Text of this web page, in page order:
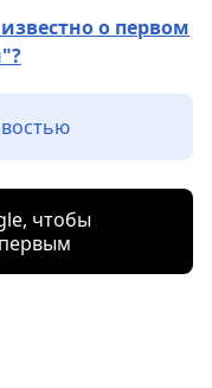
о первом
чтобы